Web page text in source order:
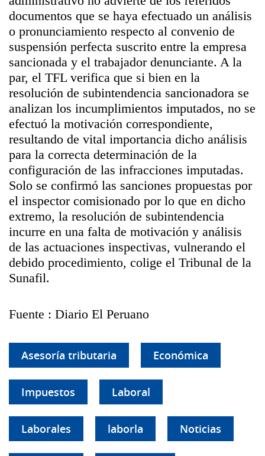
documentos que se haya efectuado un análisis
o pronunciamiento respecto al convenio de
suspensión perfecta suscrito entre la empresa
sancionada y el trabajador denunciante. A la
par, el TFL verifica que si bien en la
resolución de subintendencia sancionadora se
analizan los incumplimientos imputados, no se
efectuó la motivación correspondiente,
resultando de vital importancia dicho análisis
para la correcta determinación de la
configuración de las infracciones imputadas.
Solo se confirmó las sanciones propuestas por
el inspector comisionado por lo que en dicho
extremo, la resolución de subintendencia
incurre en una falta de motivación y análisis
de las actuaciones inspectivas, vulnerando el
debido procedimiento, colige el Tribunal de la
Sunafil.
Fuente : Diario El Peruano
Asesoría tributaria Económica
Impuestos Laboral
Laborales laborla Noticias